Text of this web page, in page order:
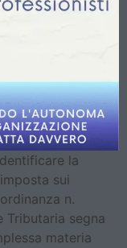
la
sui
n.
Tributaria segna
materia